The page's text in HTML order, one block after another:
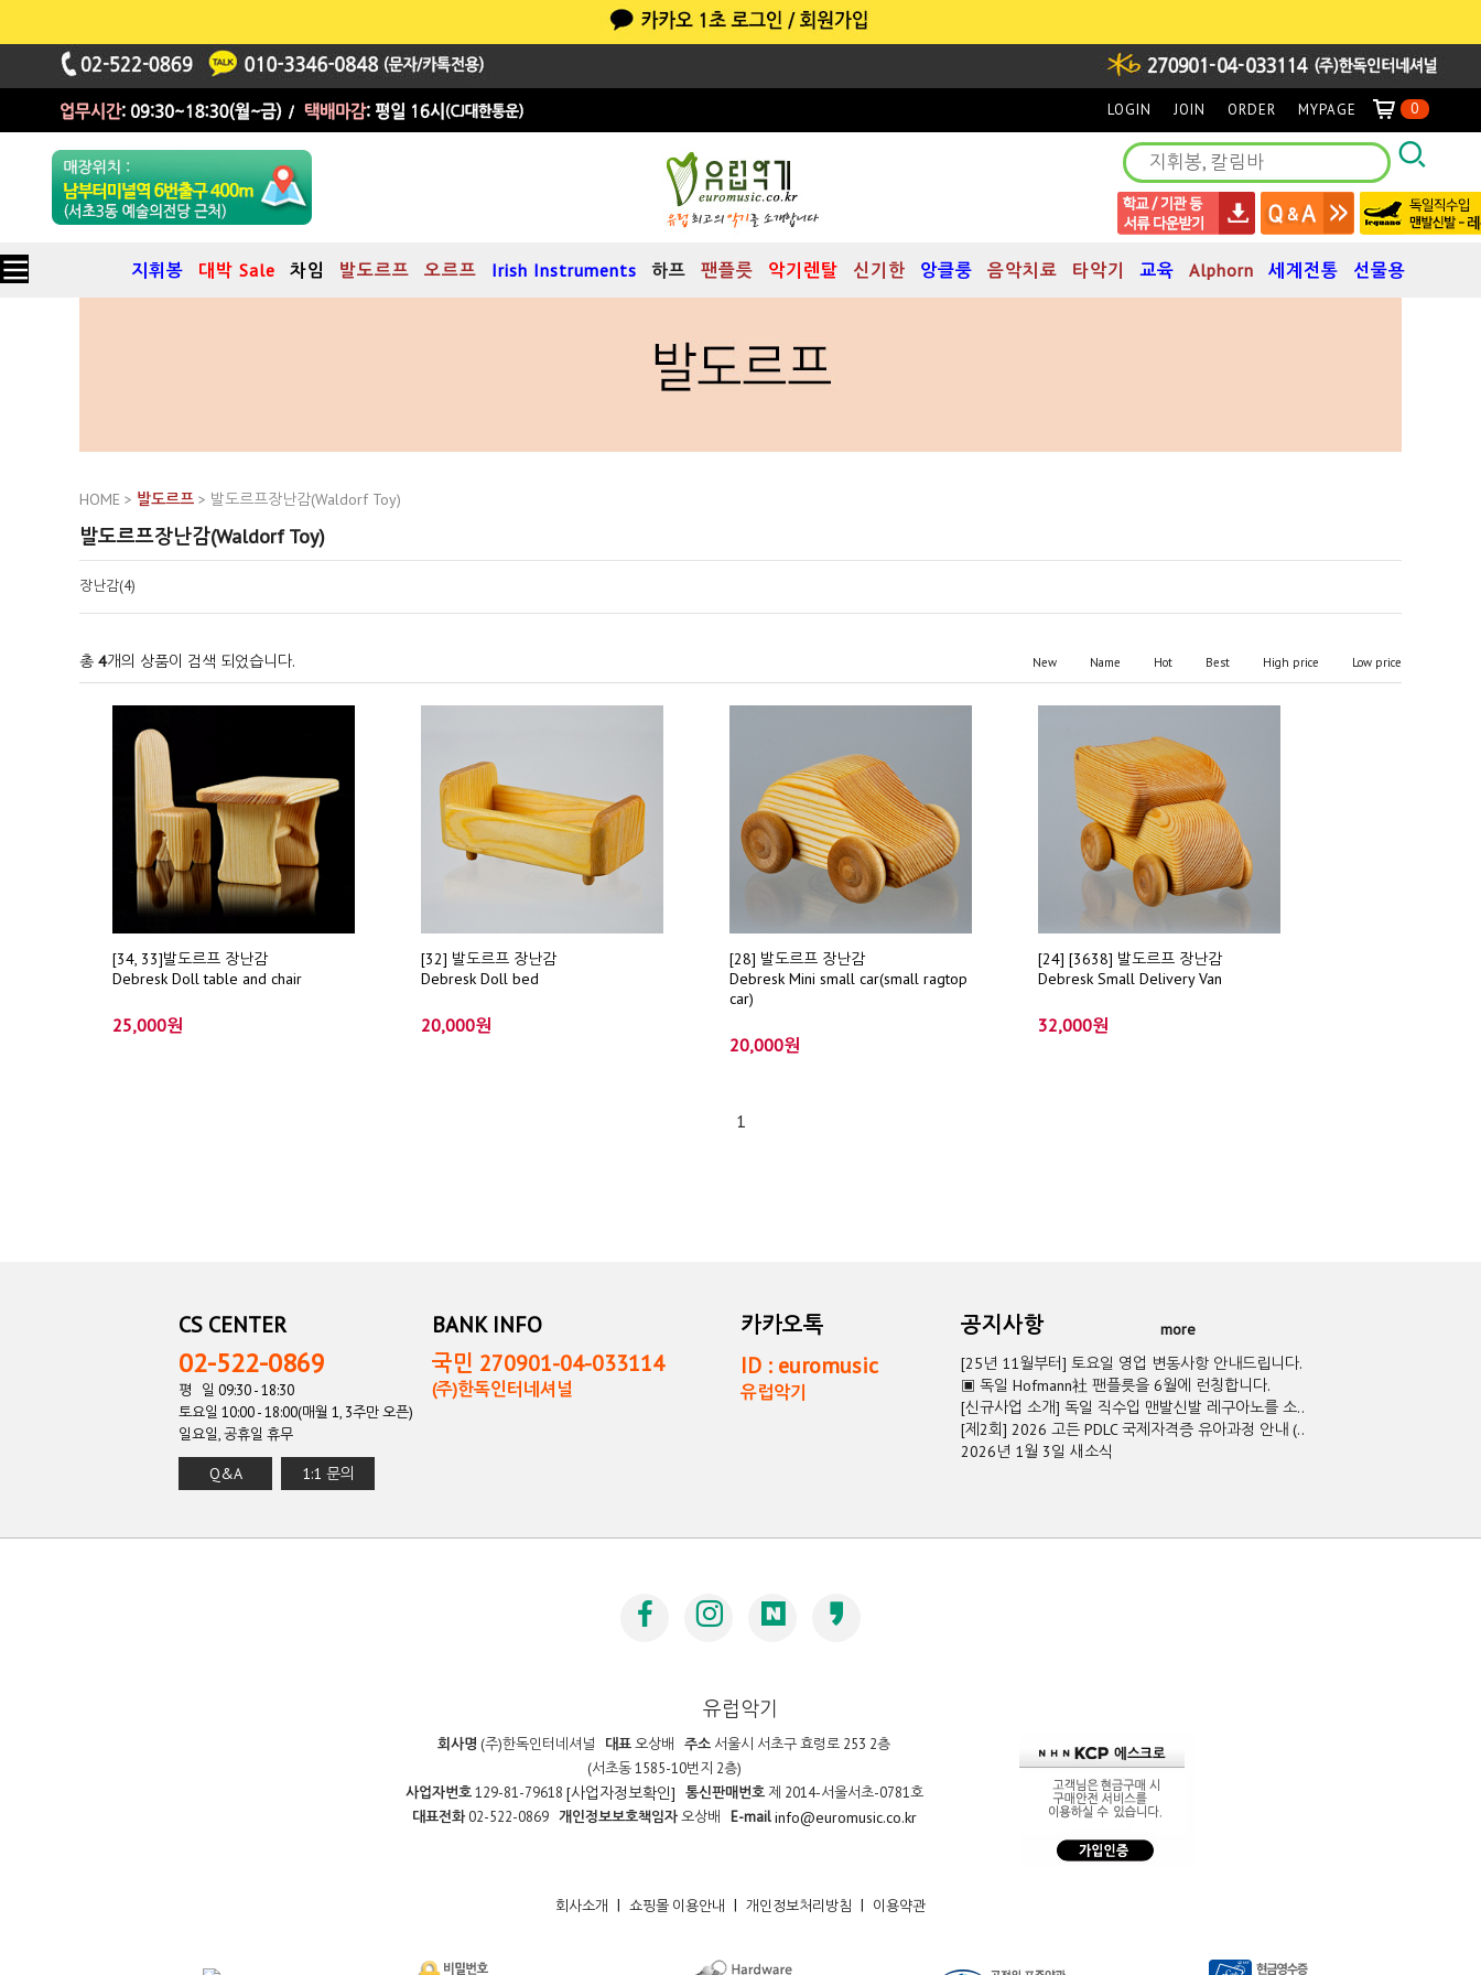
LOGIN JOIN ORDER MYPAGE 0
지휘봉 대박 Sale 차임 발도르프 오르프 Irish Instruments 하프 팬플릇 악기렌탈 신기한 앙클룽 음악치료 타악기 교육 Alphorn 세계전통 선물용
HOME > 발도르프 > 발도르프장난감(Waldorf Toy)
발도르프장난감(Waldorf Toy)
장난감(4)
총 4개의 상품이 검색 되었습니다. New Name Hot Best High price Low price
[34, 33]발도르프 장난감
Debresk Doll table and chair
25,000원
[32] 발도르프 장난감
Debresk Doll bed
20,000원
[28] 발도르프 장난감
Debresk Mini small car(small ragtop
car)
20,000원
[24] [3638] 발도르프 장난감
Debresk Small Delivery Van
32,000원
1
CS CENTER
02-522-0869
평 일 09:30 - 18:30
토요일 10:00 - 18:00(매월 1, 3주만 오픈)
일요일, 공휴일 휴무
Q&A 1:1 문의
BANK INFO
국민 270901-04-033114
(주)한독인터네셔널
카카오톡
ID : euromusic
유럽악기
공지사항
more
[25년 11월부터] 토요일 영업 변동사항 안내드립니다.
▣ 독일 Hofmann社 팬플릇을 6월에 런칭합니다.
[신규사업 소개] 독일 직수입 맨발신발 레구아노를 소..
[제2회] 2026 고든 PDLC 국제자격증 유아과정 안내 (..
2026년 1월 3일 새소식
유럽악기
회사명 (주)한독인터네셔널 대표오상배 주소 서울시 서초구 효령로 253 2층
(서초동 1585-10번지 2층)
사업자번호129-81-79618 [사업자정보확인] 통신판매번호제 2014-서울서초-0781호
대표전화02-522-0869 개인정보보호책임자오상배 E-mail info@euromusic.co.kr
회사소개 | 쇼핑몰 이용안내 | 개인정보처리방침 | 이용약관